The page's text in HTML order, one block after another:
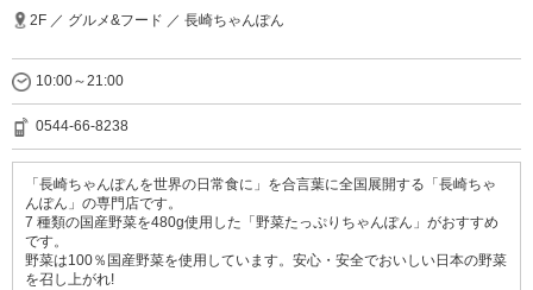
2F ／ グルメ&フード ／ 長崎ちゃんぽん
10:00～21:00
0544-66-8238
「長崎ちゃんぽんを世界の日常食に」を合言葉に全国展開する「長崎ちゃ
んぽん」の専門店です。
7 種類の国産野菜を480g使用した「野菜たっぷりちゃんぽん」がおすすめ
です。
野菜は100％国産野菜を使用しています。安心・安全でおいしい日本の野菜
を召し上がれ!